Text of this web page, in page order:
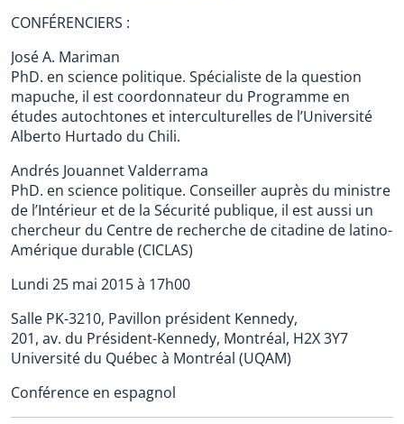
CONFÉRENCIERS :
José A. Mariman
PhD. en science politique. Spécialiste de la question
mapuche, il est coordonnateur du Programme en
études autochtones et interculturelles de l’Université
Alberto Hurtado du Chili.
Andrés Jouannet Valderrama
PhD. en science politique. Conseiller auprès du ministre
de l’Intérieur et de la Sécurité publique, il est aussi un
chercheur du Centre de recherche de citadine de latino-
Amérique durable (CICLAS)
Lundi 25 mai 2015 à 17h00
Salle PK-3210, Pavillon président Kennedy,
201, av. du Président-Kennedy, Montréal, H2X 3Y7
Université du Québec à Montréal (UQAM)
Conférence en espagnol